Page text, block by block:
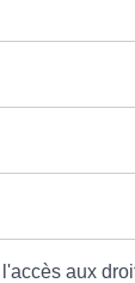
aux